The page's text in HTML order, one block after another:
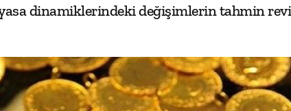
dinamiklerindeki değişimlerin tahmin